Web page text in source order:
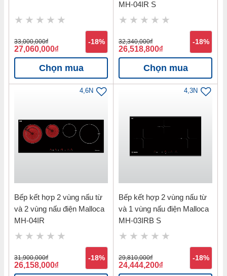
33,000,000đ
27,060,000đ
-18%
Chọn mua
MH-04IR S
32,340,000đ
26,518,800đ
-18%
Chọn mua
4,6N
Bếp kết hợp 2 vùng nấu từ
và 2 vùng nấu điện Malloca
MH-04IR
31,900,000đ
26,158,000đ
-18%
4,3N
Bếp kết hợp 2 vùng nấu từ
và 1 vùng nấu điện Malloca
MH-03IRB S
29,810,000đ
24,444,200đ
-18%